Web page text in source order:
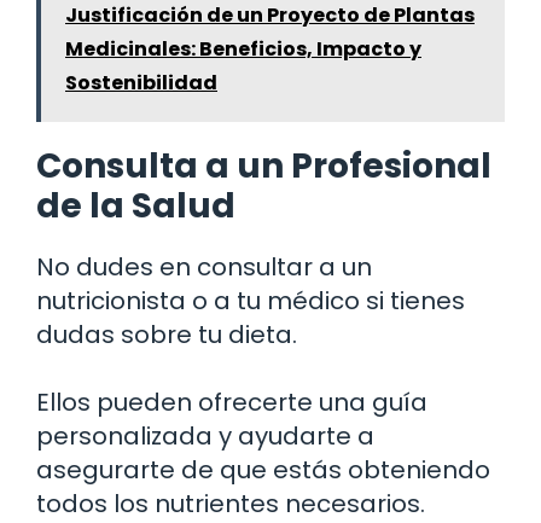
Justificación de un Proyecto de Plantas
Medicinales: Beneficios, Impacto y
Sostenibilidad
Consulta a un Profesional
de la Salud
No dudes en consultar a un
nutricionista o a tu médico si tienes
dudas sobre tu dieta.
Ellos pueden ofrecerte una guía
personalizada y ayudarte a
asegurarte de que estás obteniendo
todos los nutrientes necesarios.